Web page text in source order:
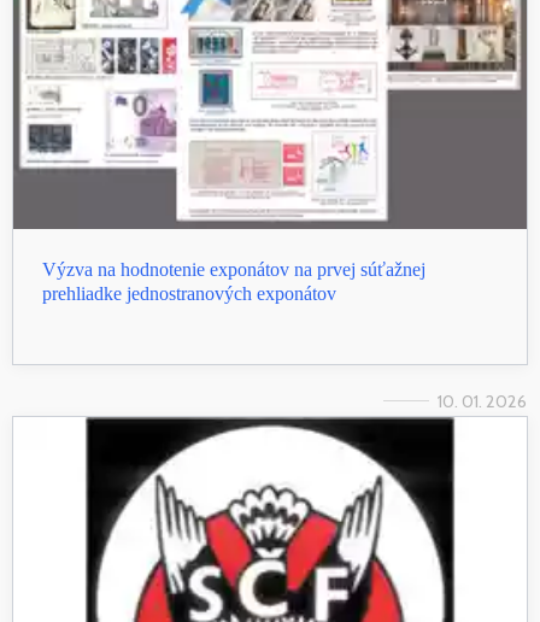
Výzva na hodnotenie exponátov na prvej súťažnej
prehliadke jednostranových exponátov
10. 01. 2026